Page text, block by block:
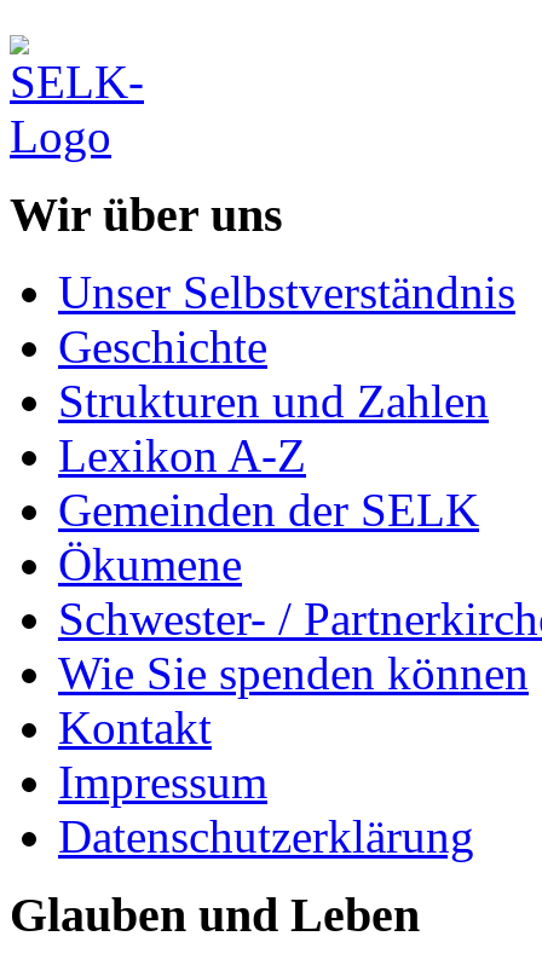
Wir über uns
Unser Selbstverständnis
Geschichte
Strukturen und Zahlen
Lexikon A-Z
Gemeinden der SELK
Ökumene
Schwester- /
Wie Sie spenden können
Kontakt
Impressum
Datenschutzerklärung
Glauben und Leben